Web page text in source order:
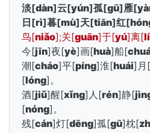
淡[dàn]云[yún]孤[gū]雁[
日[rì]暮[mù]天[tiān]红[
鸟[niǎo];关[guān]于[yú]离[lí
今[jīn]夜[yè]画[huà]船[
潮[cháo]平[píng]淮[huái]月[
[lóng]。
酒[jiǔ]醒[xǐng]人[rén]静[
[nóng]。
残[cán]灯[dēng]孤[gū]枕[